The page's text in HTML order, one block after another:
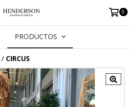
0
PRODUCTOS
/ CIRCUS